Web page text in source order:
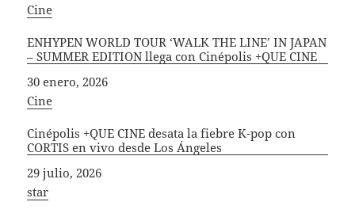
In relation to
Cine
ENHYPEN WORLD TOUR ‘WALK THE LINE’ IN JAPAN
– SUMMER EDITION llega con Cinépolis +QUE CINE
Fecha
30 enero, 2026
In relation to
Cine
Cinépolis +QUE CINE desata la fiebre K-pop con
CORTIS en vivo desde Los Ángeles
Fecha
29 julio, 2026
In relation to
star